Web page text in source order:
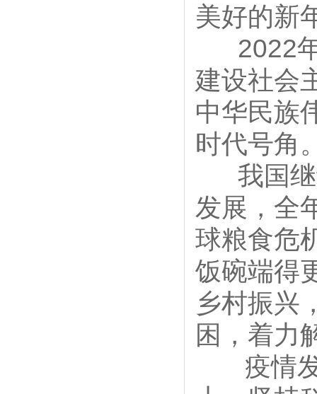
美好的新
2022年
建设社会
中华民族
时代号角
我国继
发展，全
球粮食危
饭碗端得
乡村振兴
困，着力
疫情发